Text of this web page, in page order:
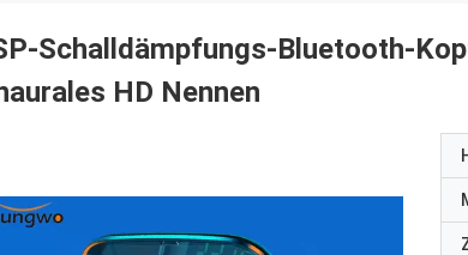
Schalldämpfungs-Bluetooth-
HD Nennen